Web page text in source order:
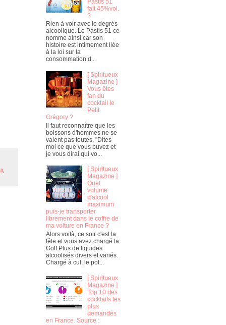
Pastis 51
fait 45%vol.
?
Rien à voir avec le degrés
alcoolique. Le Pastis 51 ce
nomme ainsi car son
histoire est intimement liée
à la loi sur la
consommation d...
[ Spiritueux
Magazine ]
Vous êtes
fan du
cocktail le
Petit
Grégory ?
Il faut reconnaître que les
boissons d'hommes ne se
valent pas toutes. "Dites
moi ce que vous buvez et
je vous dirai qui vo...
[ Spiritueux
Magazine ]
Quel
volume
d'alcool
maximum
puis-je transporter
librement dans le coffre de
ma voiture en France ?
Alors voilà, ce soir c'est la
fête et vous avez chargé la
Golf Plus de liquides
alcoolisés divers et variés.
Chargé à cul, le pot...
[ Spiritueux
Magazine ]
Top 10 des
cocktails les
plus
demandés
en France. Source :